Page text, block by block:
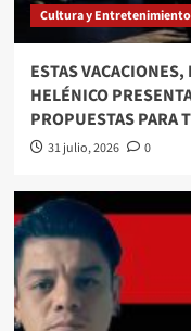
Cultura y Entretenimiento
ESTAS
HELÉNICO
PROPUESTAS PARA
31 julio, 2026 0